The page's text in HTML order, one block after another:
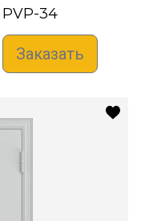
PVP-34
Заказать